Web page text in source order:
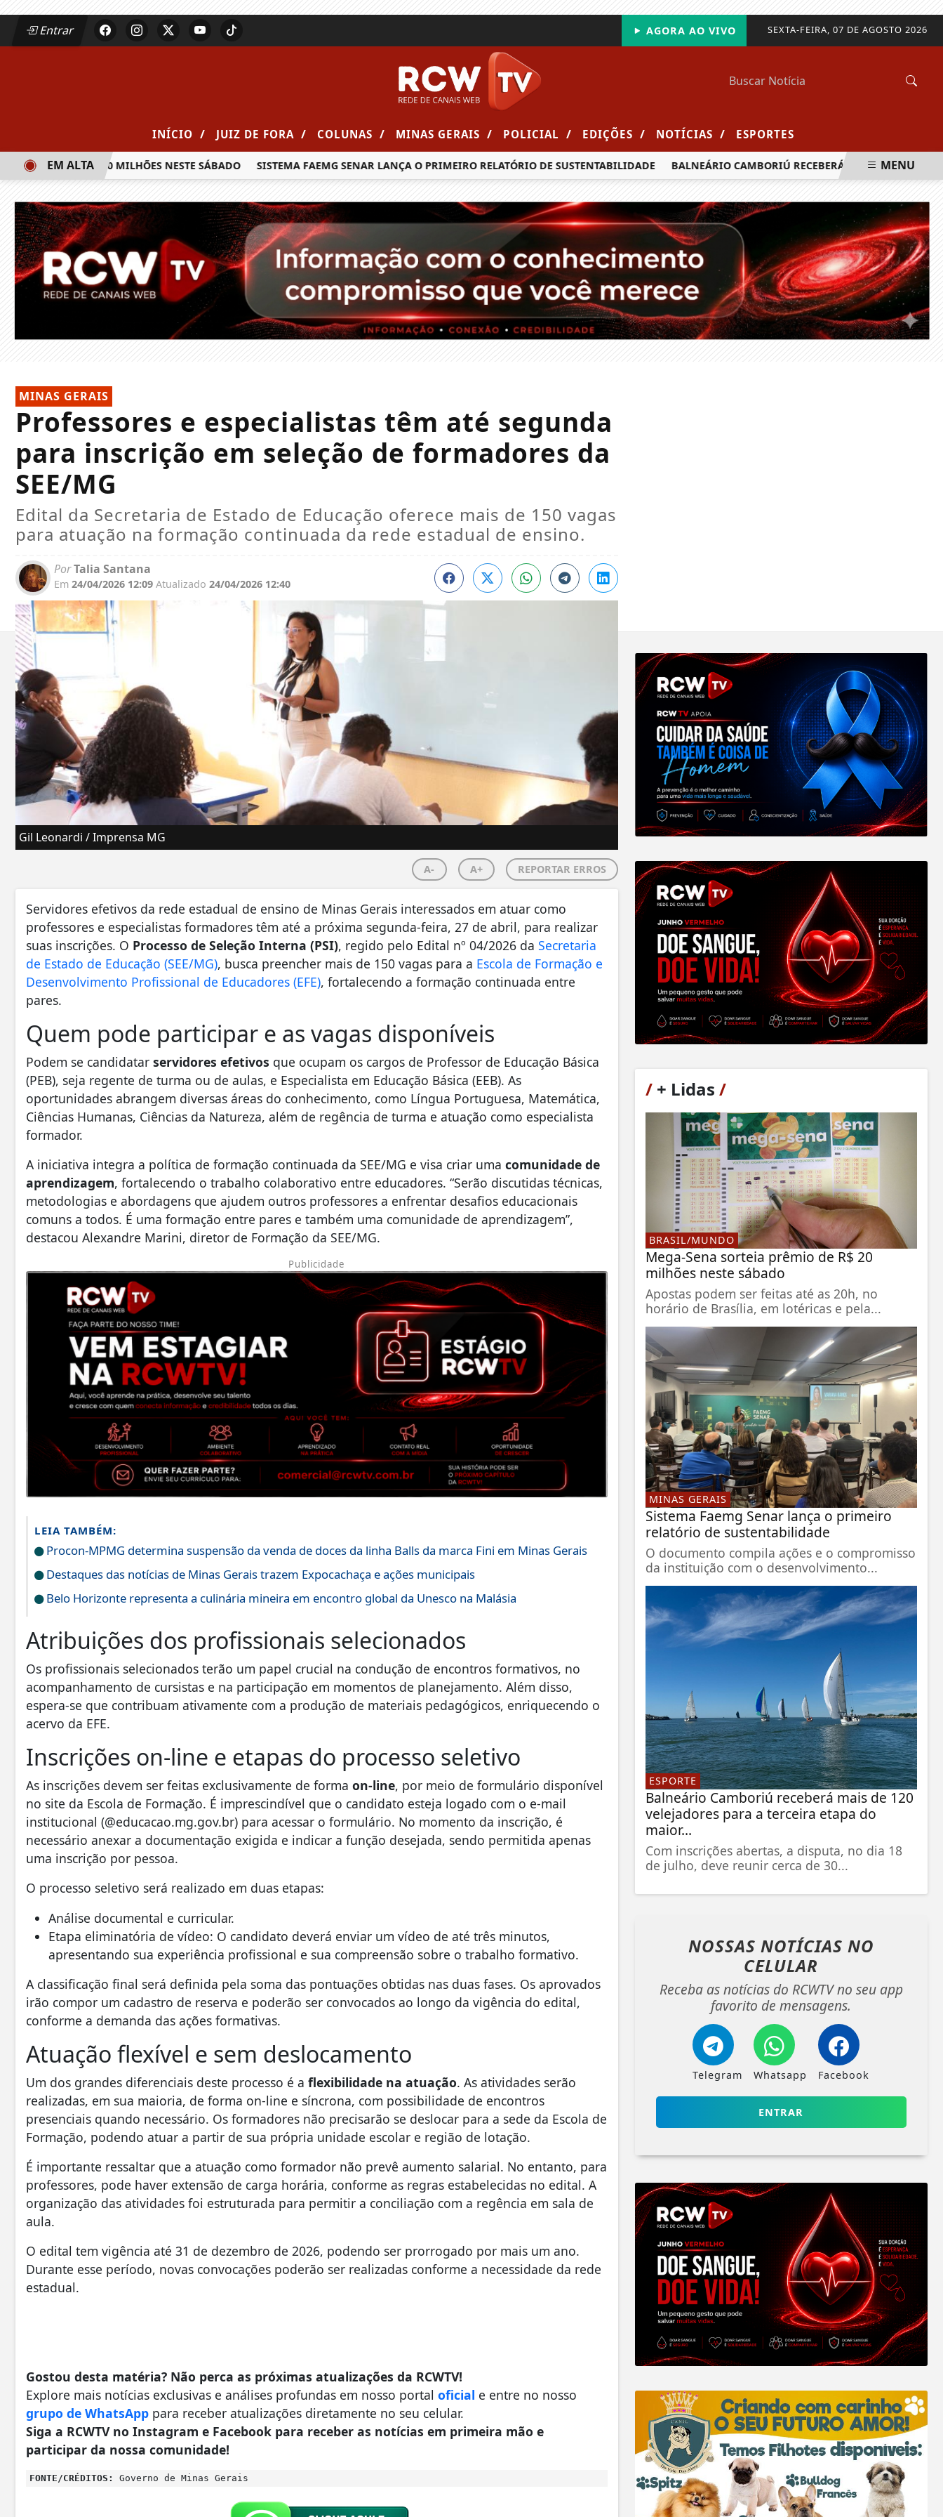
Entrar SEXTA-FEIRA, 07 DE AGOSTO 2026
AGORA AO VIVO
INÍCIO / JUIZ DE FORA / COLUNAS / MINAS GERAIS / POLICIAL / EDIÇÕES / NOTÍCIAS / ESPORTES
PRÊMIO DE R$ 20 MILHÕES NESTE SÁBADO SISTEMA FAEMG SENAR LANÇA O PRIMEIRO RELATÓRIO DE SUSTENTABILIDADE BALNEÁRIO CAMBORIÚ RECEBERÁ MAIS DE 120
EM ALTA MENU
MINAS GERAIS
Professores e especialistas têm até segunda
para inscrição em seleção de formadores da
SEE/MG
Edital da Secretaria de Estado de Educação oferece mais de 150 vagas
para atuação na formação continuada da rede estadual de ensino.
PorTalia Santana
Em 24/04/2026 12:09 Atualizado 24/04/2026 12:40
Gil Leonardi / Imprensa MG
A- A+ REPORTAR ERROS
Servidores efetivos da rede estadual de ensino de Minas Gerais interessados em atuar como
professores e especialistas formadores têm até a próxima segunda-feira, 27 de abril, para realizar
suas inscrições. O Processo de Seleção Interna (PSI), regido pelo Edital nº 04/2026 da Secretaria
de Estado de Educação (SEE/MG), busca preencher mais de 150 vagas para a Escola de Formação e
Desenvolvimento Profissional de Educadores (EFE), fortalecendo a formação continuada entre
pares.
Quem pode participar e as vagas disponíveis
Podem se candidatar servidores efetivos que ocupam os cargos de Professor de Educação Básica
(PEB), seja regente de turma ou de aulas, e Especialista em Educação Básica (EEB). As
oportunidades abrangem diversas áreas do conhecimento, como Língua Portuguesa, Matemática,
Ciências Humanas, Ciências da Natureza, além de regência de turma e atuação como especialista
formador.
A iniciativa integra a política de formação continuada da SEE/MG e visa criar uma comunidade de
aprendizagem, fortalecendo o trabalho colaborativo entre educadores. “Serão discutidas técnicas,
metodologias e abordagens que ajudem outros professores a enfrentar desafios educacionais
comuns a todos. É uma formação entre pares e também uma comunidade de aprendizagem”,
destacou Alexandre Marini, diretor de Formação da SEE/MG.
Publicidade
LEIA TAMBÉM:
Procon-MPMG determina suspensão da venda de doces da linha Balls da marca Fini em Minas Gerais
Destaques das notícias de Minas Gerais trazem Expocachaça e ações municipais
Belo Horizonte representa a culinária mineira em encontro global da Unesco na Malásia
Atribuições dos profissionais selecionados
Os profissionais selecionados terão um papel crucial na condução de encontros formativos, no
acompanhamento de cursistas e na participação em momentos de planejamento. Além disso,
espera-se que contribuam ativamente com a produção de materiais pedagógicos, enriquecendo o
acervo da EFE.
Inscrições on-line e etapas do processo seletivo
As inscrições devem ser feitas exclusivamente de forma on-line, por meio de formulário disponível
no site da Escola de Formação. É imprescindível que o candidato esteja logado com o e-mail
institucional (@educacao.mg.gov.br) para acessar o formulário. No momento da inscrição, é
necessário anexar a documentação exigida e indicar a função desejada, sendo permitida apenas
uma inscrição por pessoa.
O processo seletivo será realizado em duas etapas:
Análise documental e curricular.
Etapa eliminatória de vídeo: O candidato deverá enviar um vídeo de até três minutos,
apresentando sua experiência profissional e sua compreensão sobre o trabalho formativo.
A classificação final será definida pela soma das pontuações obtidas nas duas fases. Os aprovados
irão compor um cadastro de reserva e poderão ser convocados ao longo da vigência do edital,
conforme a demanda das ações formativas.
Atuação flexível e sem deslocamento
Um dos grandes diferenciais deste processo é a flexibilidade na atuação. As atividades serão
realizadas, em sua maioria, de forma on-line e síncrona, com possibilidade de encontros
presenciais quando necessário. Os formadores não precisarão se deslocar para a sede da Escola de
Formação, podendo atuar a partir de sua própria unidade escolar e região de lotação.
É importante ressaltar que a atuação como formador não prevê aumento salarial. No entanto, para
professores, pode haver extensão de carga horária, conforme as regras estabelecidas no edital. A
organização das atividades foi estruturada para permitir a conciliação com a regência em sala de
aula.
O edital tem vigência até 31 de dezembro de 2026, podendo ser prorrogado por mais um ano.
Durante esse período, novas convocações poderão ser realizadas conforme a necessidade da rede
estadual.
Gostou desta matéria? Não perca as próximas atualizações da RCWTV!
Explore mais notícias exclusivas e análises profundas em nosso portal oficial e entre no nosso
grupo de WhatsApp para receber atualizações diretamente no seu celular.
Siga a RCWTV no Instagram e Facebook para receber as notícias em primeira mão e
participar da nossa comunidade!
FONTE/CRÉDITOS: Governo de Minas Gerais
/+ Lidas /
BRASIL/MUNDO
Mega-Sena sorteia prêmio de R$ 20
milhões neste sábado
Apostas podem ser feitas até as 20h, no
horário de Brasília, em lotéricas e pela...
MINAS GERAIS
Sistema Faemg Senar lança o primeiro
relatório de sustentabilidade
O documento compila ações e o compromisso
da instituição com o desenvolvimento...
ESPORTE
Balneário Camboriú receberá mais de 120
velejadores para a terceira etapa do
maior...
Com inscrições abertas, a disputa, no dia 18
de julho, deve reunir cerca de 30...
NOSSAS NOTÍCIAS NO
CELULAR
Receba as notícias do RCWTV no seu app
favorito de mensagens.
Telegram Whatsapp Facebook
ENTRAR